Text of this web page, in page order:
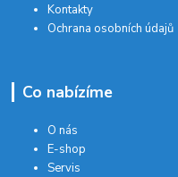
Kontakty
Ochrana osobních údajů
Co nabízíme
O nás
E-shop
Servis